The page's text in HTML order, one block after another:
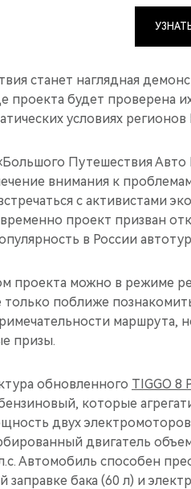
станет наглядная
проекта будет проверена
условиях
Путешествия
внимания к
с активистами
проект призван
в России
проекта можно в режиме
только поближе
маршрута,
призы.
обновленного TIGGO 8
которые
двух электромоторов
двигатель
Автомобиль способен
заправке бака (60 л) и